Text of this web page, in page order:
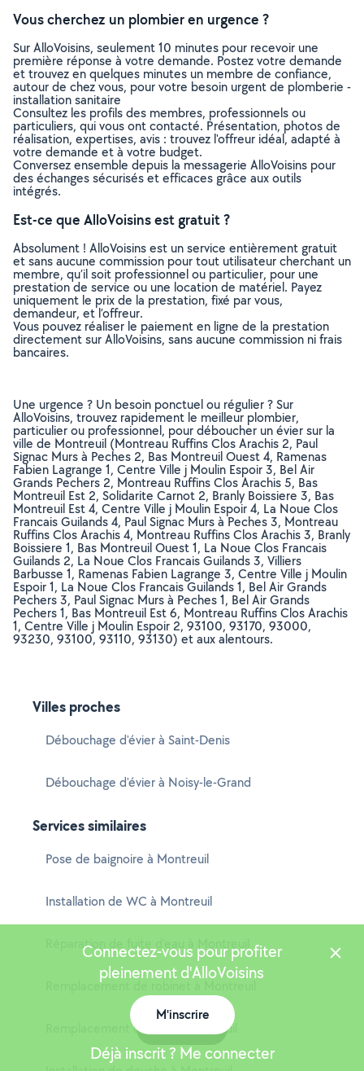
Vous cherchez un plombier en urgence ?
Sur AlloVoisins, seulement 10 minutes pour recevoir une
première réponse à votre demande. Postez votre demande
et trouvez en quelques minutes un membre de confiance,
autour de chez vous, pour votre besoin urgent de plomberie -
installation sanitaire
Consultez les profils des membres, professionnels ou
particuliers, qui vous ont contacté. Présentation, photos de
réalisation, expertises, avis : trouvez l'offreur idéal, adapté à
votre demande et à votre budget.
Conversez ensemble depuis la messagerie AlloVoisins pour
des échanges sécurisés et efficaces grâce aux outils
intégrés.
Est-ce que AlloVoisins est gratuit ?
Absolument ! AlloVoisins est un service entièrement gratuit
et sans aucune commission pour tout utilisateur cherchant un
membre, qu’il soit professionnel ou particulier, pour une
prestation de service ou une location de matériel. Payez
uniquement le prix de la prestation, fixé par vous,
demandeur, et l’offreur.
Vous pouvez réaliser le paiement en ligne de la prestation
directement sur AlloVoisins, sans aucune commission ni frais
bancaires.
Une urgence ? Un besoin ponctuel ou régulier ? Sur
AlloVoisins, trouvez rapidement le meilleur plombier,
particulier ou professionnel, pour déboucher un évier sur la
ville de Montreuil (Montreau Ruffins Clos Arachis 2, Paul
Signac Murs à Peches 2, Bas Montreuil Ouest 4, Ramenas
Fabien Lagrange 1, Centre Ville j Moulin Espoir 3, Bel Air
Grands Pechers 2, Montreau Ruffins Clos Arachis 5, Bas
Montreuil Est 2, Solidarite Carnot 2, Branly Boissiere 3, Bas
Montreuil Est 4, Centre Ville j Moulin Espoir 4, La Noue Clos
Francais Guilands 4, Paul Signac Murs à Peches 3, Montreau
Ruffins Clos Arachis 4, Montreau Ruffins Clos Arachis 3, Branly
Boissiere 1, Bas Montreuil Ouest 1, La Noue Clos Francais
Guilands 2, La Noue Clos Francais Guilands 3, Villiers
Barbusse 1, Ramenas Fabien Lagrange 3, Centre Ville j Moulin
Espoir 1, La Noue Clos Francais Guilands 1, Bel Air Grands
Pechers 3, Paul Signac Murs à Peches 1, Bel Air Grands
Pechers 1, Bas Montreuil Est 6, Montreau Ruffins Clos Arachis
1, Centre Ville j Moulin Espoir 2, 93100, 93170, 93000,
93230, 93100, 93110, 93130) et aux alentours.
Villes proches
Débouchage d'évier à Saint-Denis
Débouchage d'évier à Noisy-le-Grand
Services similaires
Pose de baignoire à Montreuil
Installation de WC à Montreuil
Réparation de fuite d'eau à Montreuil
Remplacement de robinet à Montreuil
Remplacement de WC à Montreuil
Connectez-vous pour profiter
pleinement d'AlloVoisins
M'inscrire
Déjà inscrit ? Me connecter